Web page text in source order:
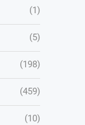
(1)
(5)
(198)
(459)
(10)